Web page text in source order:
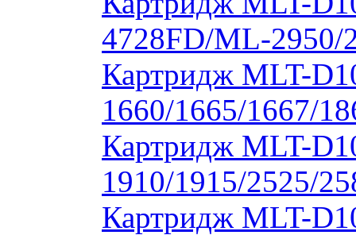
4728FD/ML-2950/
Картридж MLT-
1660/1665/1667/
Картридж MLT-
1910/1915/2525/
Картридж MLT-